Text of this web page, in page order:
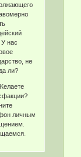
У нас
не
ли?
личным